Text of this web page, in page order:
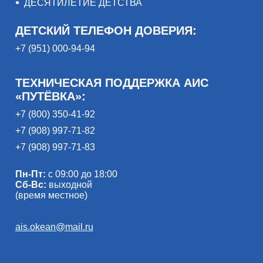
ДЕСЯТИЛЕТИЕ ДЕТСТВА
ДЕТСКИЙ ТЕЛЕФОН ДОВЕРИЯ:
+7 (951) 000-94-94
ТЕХНИЧЕСКАЯ ПОДДЕРЖКА АИС
«ПУТЁВКА»:
+7 (800) 350-41-92
+7 (908) 997-71-82
+7 (908) 997-71-83
Пн-Пт: с 09:00 до 18:00
Сб-Вс: выходной
(время местное)
ais.okean@mail.ru